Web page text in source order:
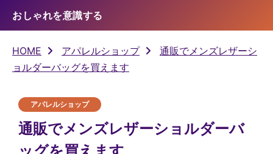
おしゃれを意識する
HOME アパレルショップ
通販でメンズレザーシ
ョルダーバッグを買えます
アパレルショップ
通販でメンズレザーショルダーバ